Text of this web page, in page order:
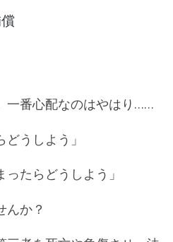
一番心配なのはやはり……
どうしよう」
ったらどうしよう」
んか？